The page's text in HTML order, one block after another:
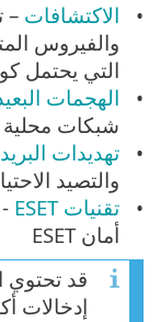
الاكتشافات –
والفيروس
التي يحتمل
الهجمات
شبكات محلية
تهديدات
والتصيد
تقنيات ESET
أمان ESET
قد تحتوي
إدخالات